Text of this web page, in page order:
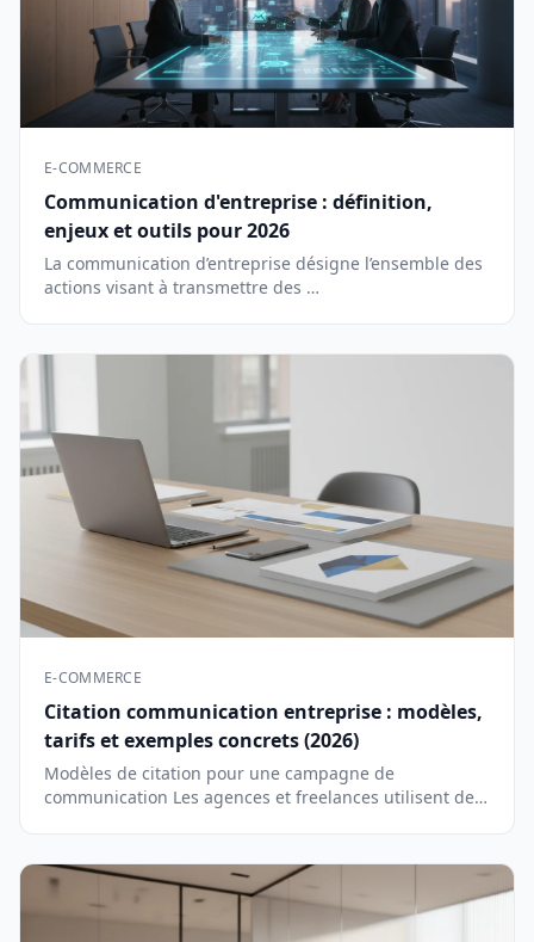
E-COMMERCE
Communication d'entreprise : définition,
enjeux et outils pour 2026
La communication d’entreprise désigne l’ensemble des
actions visant à transmettre des …
E-COMMERCE
Citation communication entreprise : modèles,
tarifs et exemples concrets (2026)
Modèles de citation pour une campagne de
communication Les agences et freelances utilisent des